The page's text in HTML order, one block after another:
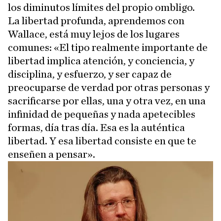
los diminutos límites del propio ombligo.
La libertad profunda, aprendemos con
Wallace, está muy lejos de los lugares
comunes: «El tipo realmente importante de
libertad implica atención, y conciencia, y
disciplina, y esfuerzo, y ser capaz de
preocuparse de verdad por otras personas y
sacrificarse por ellas, una y otra vez, en una
infinidad de pequeñas y nada apetecibles
formas, día tras día. Esa es la auténtica
libertad. Y esa libertad consiste en que te
enseñen a pensar».